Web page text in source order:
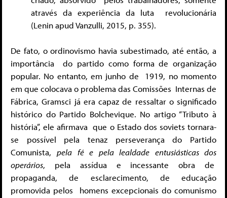
através da experiência da luta revolucionária
(Lenin apud Vanzulli, 2015, p. 355).
De fato, o ordinovismo havia subestimado, até então, a
importânciado partido como forma de organização
popular. No entanto, em junho de 1919, no momento
em que colocava o problema das Comissões Internas de
Fábrica, Gramsci já era capaz de ressaltar o significado
histórico do Partido Bolchevique. No artigo “Tributo à
história”, ele afirmavaque o Estado dos soviets tornara-
se possível pela tenaz perseverança do Partido
Comunista,pela fé e pela lealdade entusiásticas dos
operários, pela assídua e incessante obra de
propaganda, de esclarecimento, de educação
promovida pelos homens excepcionais do comunismo